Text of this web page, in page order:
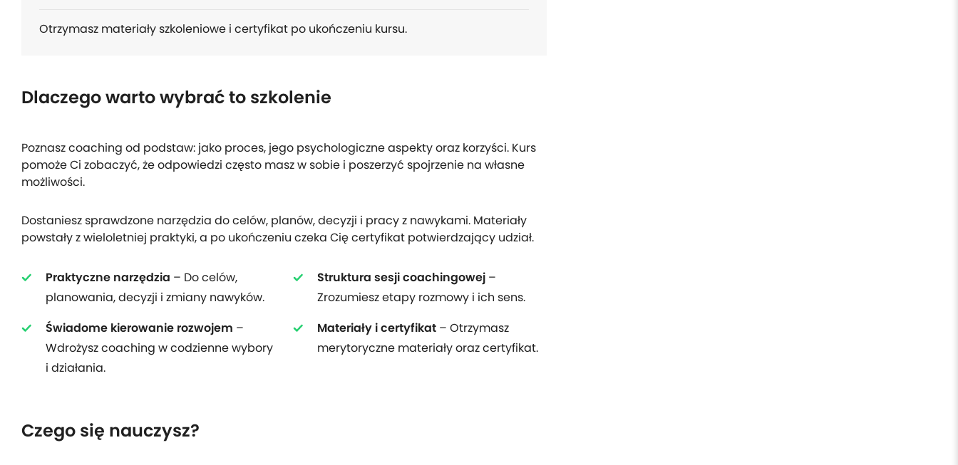
Otrzymasz materiały szkoleniowe i certyfikat po ukończeniu kursu.
Dlaczego warto wybrać to szkolenie
Poznasz coaching od podstaw: jako proces, jego psychologiczne aspekty oraz korzyści. Kurs
pomoże Ci zobaczyć, że odpowiedzi często masz w sobie i poszerzyć spojrzenie na własne
możliwości.
Dostaniesz sprawdzone narzędzia do celów, planów, decyzji i pracy z nawykami. Materiały
powstały z wieloletniej praktyki, a po ukończeniu czeka Cię certyfikat potwierdzający udział.
Praktyczne narzędzia – Do celów,
planowania, decyzji i zmiany nawyków.
Struktura sesji coachingowej–
Zrozumiesz etapy rozmowy i ich sens.
Świadome kierowanie rozwojem –
Wdrożysz coaching w codzienne wybory
i działania.
Materiały i certyfikat– Otrzymasz
merytoryczne materiały oraz certyfikat.
Czego się nauczysz?